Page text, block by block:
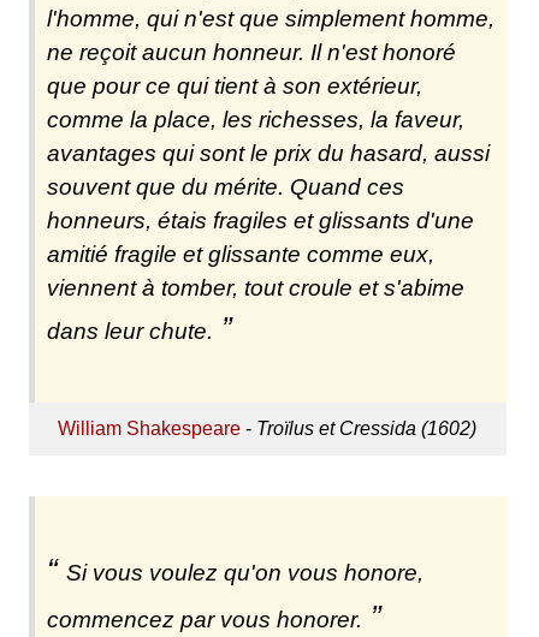
l'homme, qui n'est que simplement homme,
ne reçoit aucun honneur. Il n'est honoré
que pour ce qui tient à son extérieur,
comme la place, les richesses, la faveur,
avantages qui sont le prix du hasard, aussi
souvent que du mérite. Quand ces
honneurs, étais fragiles et glissants d'une
amitié fragile et glissante comme eux,
viennent à tomber, tout croule et s'abime
dans leur chute.
William Shakespeare - Troïlus et Cressida (1602)
Si vous voulez qu'on vous honore,
commencez par vous honorer.